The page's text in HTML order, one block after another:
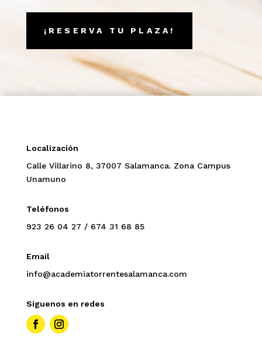
¡RESERVA TU PLAZA!
Localización
Calle Villarino 8, 37007 Salamanca. Zona Campus
Unamuno
Teléfonos
923 26 04 27 / 674 31 68 85
Email
info@academiatorrentesalamanca.com
Síguenos en redes